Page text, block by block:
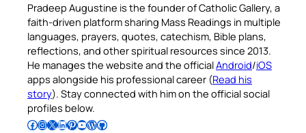
Pradeep Augustine is the founder of Catholic Gallery, a
faith-driven platform sharing Mass Readings in multiple
languages, prayers, quotes, catechism, Bible plans,
reflections, and other spiritual resources since 2013.
He manages the website and the officialAndroid/iOS
apps alongside his professional career (Read his
story). Stay connected with him on the official social
profiles below.
Follow Pradeep on Facebook Follow Pradeep on InstagramFollow Pradeep on X Follow Pradeep on LinkedIn Follow Pradeep on Pinterest Subscribe to Pradeep’s Youtube Channel Follow Pradeep on WordPress Follow Pradeep on GitHub